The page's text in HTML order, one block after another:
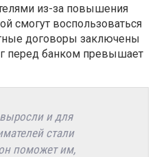
из-за повышения
смогут воспользоваться
договоры заключены
перед банком превышает
и для
стали
поможет им,